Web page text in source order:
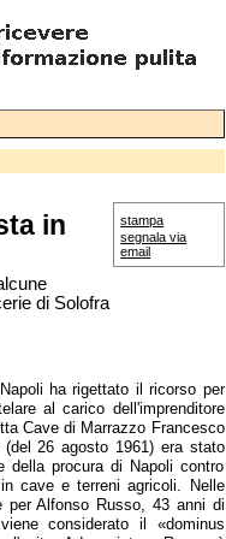
stampa
segnala via
email
in
di Solofra
ha rigettato il ricorso per
al carico dell'imprenditore
Cave di Marrazzo Francesco
26 agosto 1961) era stato
della procura di Napoli contro
cave e terreni agricoli. Nelle
Alfonso Russo, 43 anni di
considerato il «dominus